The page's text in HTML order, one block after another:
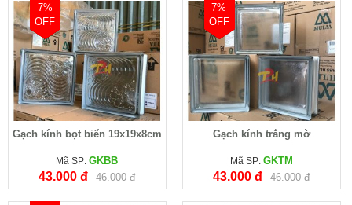
7%
OFF
Gạch kính bọt biển 19x19x8cm
Mã SP:GKBB
43.000 đ 46.000 đ
7%
OFF
Gạch kính trắng mờ
Mã SP: GKTM
43.000 đ 46.000 đ